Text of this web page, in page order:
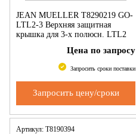
JEAN MUELLER Т8290219 GO-
LTL2-3 Верхняя защитная
крышка для 3-х полюсн. LTL2
Цена по запросу
Запросить сроки поставки
Запросить цену/сроки
Артикул: Т8190394